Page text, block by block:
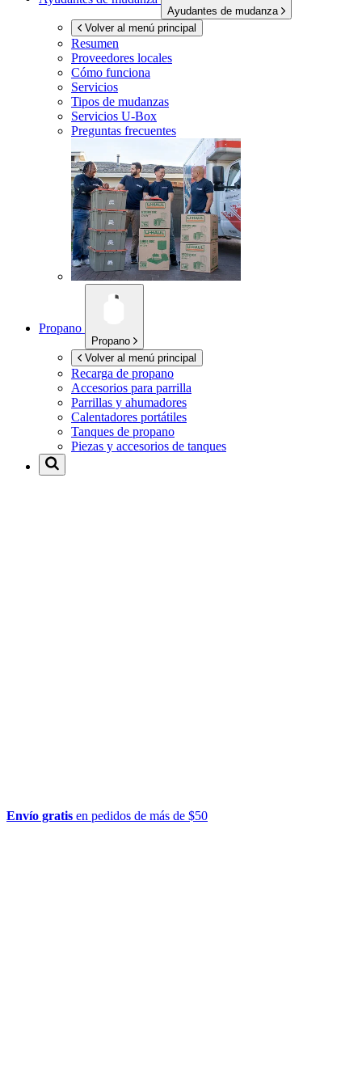
Ayudantes de mudanza
Volver al menú principal
Resumen
Proveedores locales
Cómo funciona
Servicios
Tipos de mudanzas
Servicios U-Box
Preguntas frecuentes
Propano
Propano
Volver al menú principal
Recarga de propano
Accesorios para parrilla
Parrillas y ahumadores
Calentadores portátiles
Tanques de propano
Piezas y accesorios de tanques
Envío gratis en pedidos de más de $50